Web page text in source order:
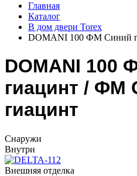
Главная
Каталог
В дом двери Torex
DOMANI 100 ФМ Синий
DOMANI 100
гиацинт / ФМ
гиацинт
Cнаружи
Внутри
Внешняя отделка